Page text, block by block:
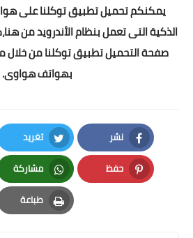
يمكنكم تحميل تطبيق توكلنا على
الذكية التى تعمل بنظام الأندرويدمن هنا
بهواتف هواوى.
نشر
Facebook
تغريد
Twitter
حفظ
Pinterest
مشاركة
Whatsapp
طباعة
Print